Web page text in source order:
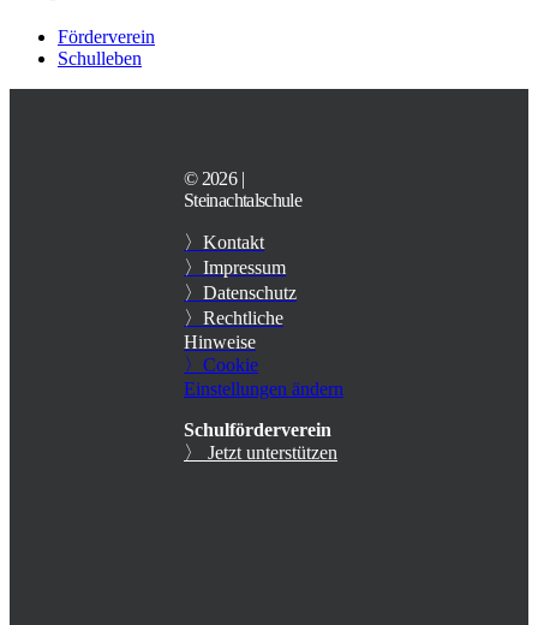
Förderverein
Schulleben
© 2026 |
Steinachtalschule
〉Kontakt
〉Impressum
〉Datenschutz
〉Rechtliche
Hinweise
〉Cookie
Einstellungen ändern
Schulförderverein
〉 Jetzt unterstützen